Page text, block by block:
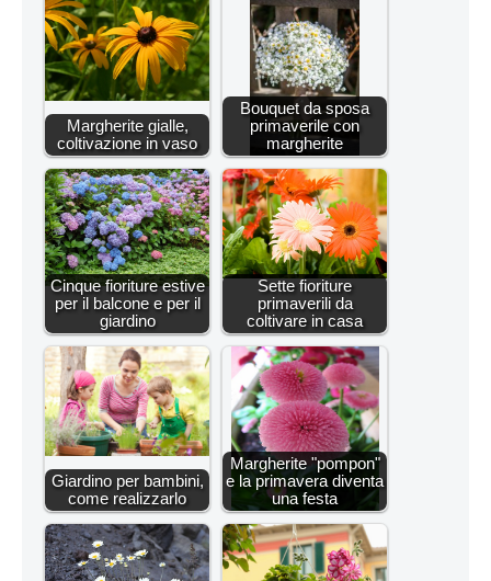
Margherite gialle,
coltivazione in vaso
Bouquet da sposa
primaverile con
margherite
Cinque fioriture estive
per il balcone e per il
giardino
Sette fioriture
primaverili da
coltivare in casa
Giardino per bambini,
come realizzarlo
Margherite "pompon"
e la primavera diventa
una festa